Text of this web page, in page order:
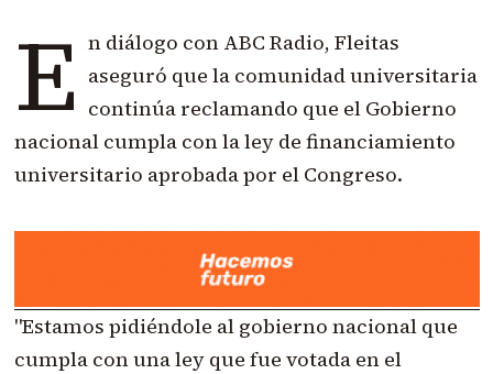
E n diálogo con ABC Radio, Fleitas
aseguró que la comunidad universitaria
continúa reclamando que el Gobierno
nacional cumpla con la ley de financiamiento
universitario aprobada por el Congreso.
"Estamos pidiéndole al gobierno nacional que
cumpla con una ley que fue votada en el